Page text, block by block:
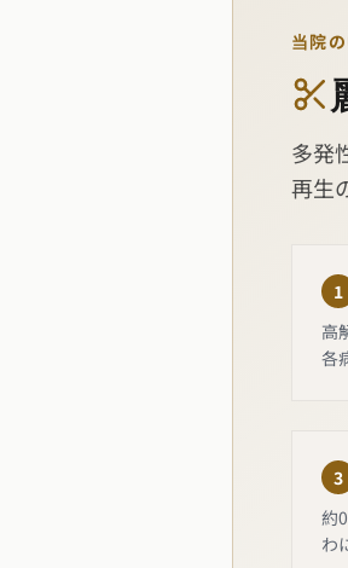
当院
多発
再生
1
高
各
3
約
わ